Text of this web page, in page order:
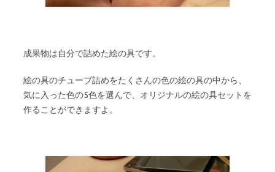
成果物は自分で詰めた絵の具です。
絵の具のチューブ詰めをたくさんの色の絵の具の中から、
気に入った色の5色を選んで、オリジナルの絵の具セットを
作ることができますよ。